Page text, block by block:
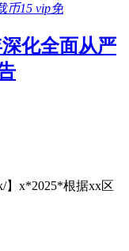
币15 vip免
化全面从严
】x*2025*根据xx区